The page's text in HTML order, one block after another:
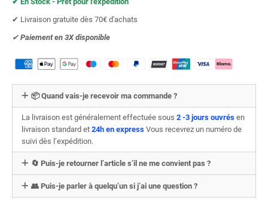
✔︎ Livraison gratuite dès 70€ d'achats
✔︎ Paiement en 3X disponible
📦 Quand vais-je recevoir ma commande ?
La livraison est généralement effectuée sous 2 -3 jours ouvrés en
livraison standard et 24h en express Vous recevrez un numéro de
suivi dès l’expédition.
🔄 Puis-je retourner l’article s’il ne me convient pas ?
👥 Puis-je parler à quelqu’un si j’ai une question ?